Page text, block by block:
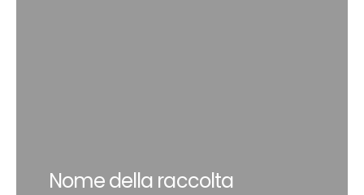
Nome della raccolta